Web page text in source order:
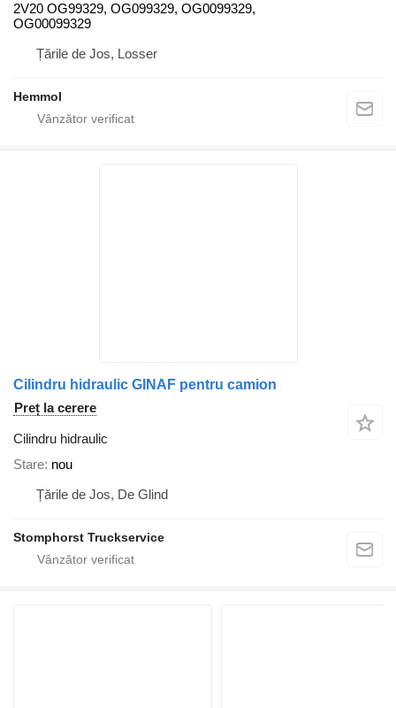
2V20 OG99329, OG099329, OG0099329,
OG00099329
Țările de Jos, Losser
Hemmol
Cilindru hidraulic GINAF pentru camion
Preț la cerere
Cilindru hidraulic
Stare nou
Țările de Jos, De Glind
Stomphorst Truckservice